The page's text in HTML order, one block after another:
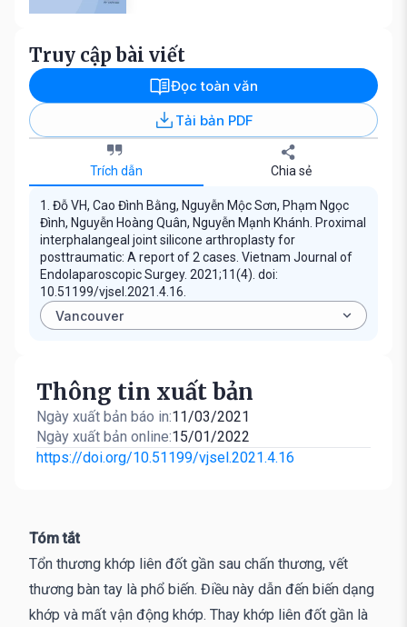
Truy cập bài viết
Đọc toàn văn
Tải bản PDF
Trích dẫn Chia sẻ
1. Đỗ VH, Cao Đình Bằng, Nguyễn Mộc Sơn, Phạm Ngọc
Đình, Nguyễn Hoàng Quân, Nguyễn Mạnh Khánh. Proximal
interphalangeal joint silicone arthroplasty for
posttraumatic: A report of 2 cases. Vietnam Journal of
Endolaparoscopic Surgey. 2021;11(4). doi:
10.51199/vjsel.2021.4.16.
Thông tin xuất bản
Ngày xuất bản báo in:11/03/2021
Ngày xuất bản online:15/01/2022
https://doi.org/10.51199/vjsel.2021.4.16
Tóm tắt
Tổn thương khớp liên đốt gần sau chấn thương, vết
thương bàn tay là phổ biến. Điều này dẫn đến biến dạng
khớp và mất vận động khớp. Thay khớp liên đốt gần là